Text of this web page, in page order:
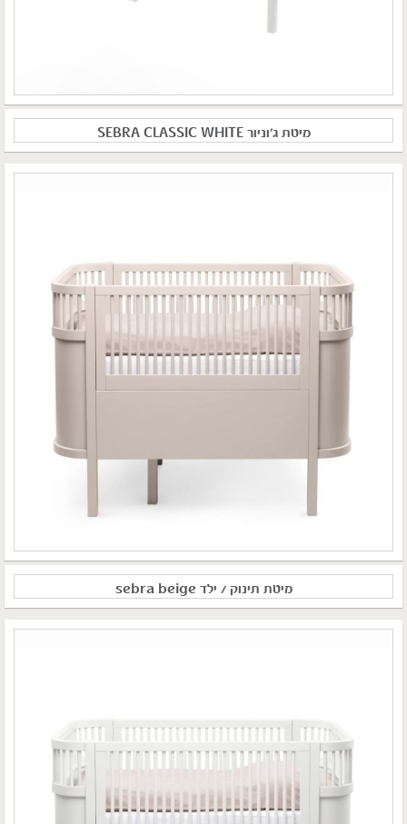
מיטת ג'וניור SEBRA CLASSIC WHITE
מיטת תינוק / ילד sebra beige